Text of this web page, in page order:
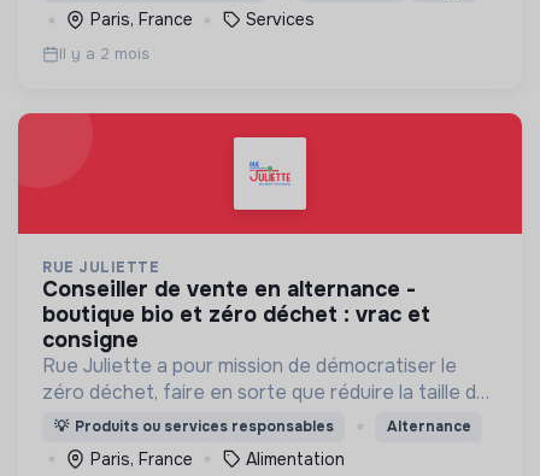
Paris, France Services
Il y a 2 mois
RUE JULIETTE
conseiller de vente en alternance -
boutique bio et zéro déchet : vrac et
consigne
Rue Juliette a pour mission de démocratiser le
zéro déchet, faire en sorte que réduire la taille de
ses poubelles devienne un jeu d’enfant.
💡 Produits ou services responsables Alternance
Paris, France Alimentation